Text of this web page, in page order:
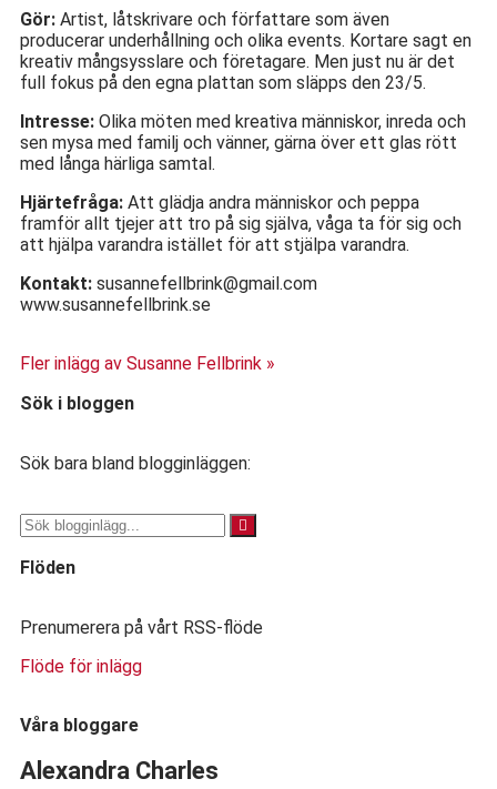
Gör: Artist, låtskrivare och författare som även
producerar underhållning och olika events. Kortare sagt en
kreativ mångsysslare och företagare. Men just nu är det
full fokus på den egna plattan som släpps den 23/5.
Intresse: Olika möten med kreativa människor, inreda och
sen mysa med familj och vänner, gärna över ett glas rött
med långa härliga samtal.
Hjärtefråga: Att glädja andra människor och peppa
framför allt tjejer att tro på sig själva, våga ta för sig och
att hjälpa varandra istället för att stjälpa varandra.
Kontakt: susannefellbrink@gmail.com
www.susannefellbrink.se
Fler inlägg av Susanne Fellbrink »
Sök i bloggen
Sök bara bland blogginläggen:
Flöden
Prenumerera på vårt RSS-flöde
Flöde för inlägg
Våra bloggare
Alexandra Charles